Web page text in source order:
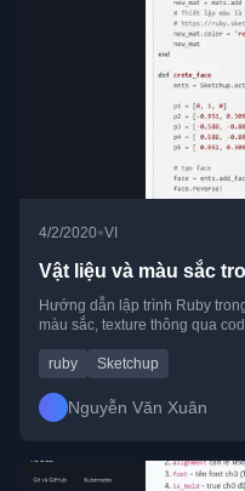
4/2/2020•VI
Vật liệu và màu sắc
Hướng dẫn lập trình Ruby
màu sắc, texture thông qua
ruby Sketchup
Nguyễn Văn Xuân